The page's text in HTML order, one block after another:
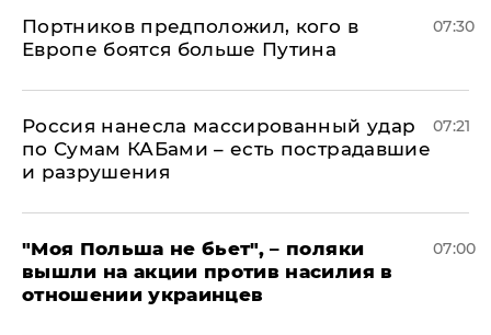
Портников предположил, кого в
Европе боятся больше Путина
07:30
Россия нанесла массированный удар
по Сумам КАБами – есть пострадавшие
и разрушения
07:21
"Моя Польша не бьет", – поляки
вышли на акции против насилия в
отношении украинцев
07:00